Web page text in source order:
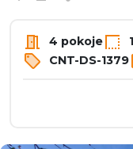
4 pokoje
CNT-DS-1379